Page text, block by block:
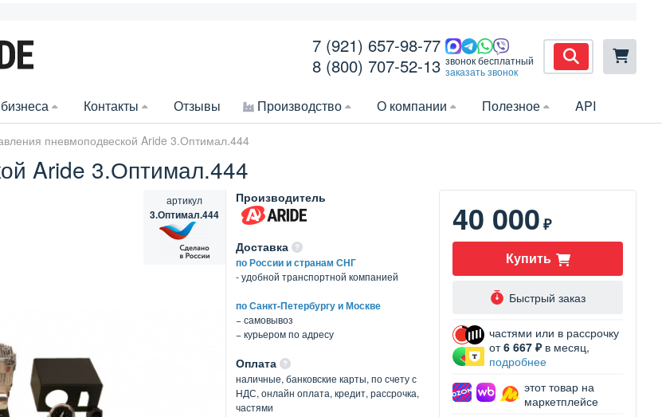
7 (921) 657-98-77
8 (800) 707-52-13 звонок бесплатный
заказать звонок
Контакты Отзывы Производство О компании Полезное API
пневмоподвеской Aride 3.Оптимал.444
Aride 3.Оптимал.444
артикул
3.Оптимал.444
Производитель
Доставка
по России и странам СНГ
- удобной транспортной компанией
по Санкт-Петербургу и Москве
− самовывоз
− курьером по адресу
Оплата
наличные, банковские карты, по счету с
НДС, онлайн оплата, кредит, рассрочка,
частями
40 000₽
Купить
Быстрый заказ
частями или в рассрочку
от6 667 ₽в месяц,
подробнее
этот товар на
маркетплейсе